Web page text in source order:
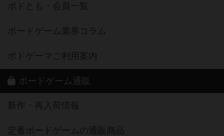
ボドとも・会員一覧
ボードゲーム業界コラム
ボドゲーマご利用案内
ボードゲーム通販
新作・再入荷情報
定番ボードゲームの通販商品